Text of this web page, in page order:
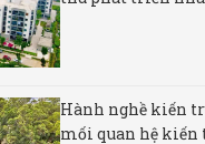
Hành nghề kiến
mối quan hệ kiến